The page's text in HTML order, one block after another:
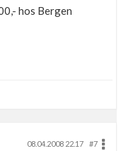
hos Bergen
08.04.2008 22.17
#7